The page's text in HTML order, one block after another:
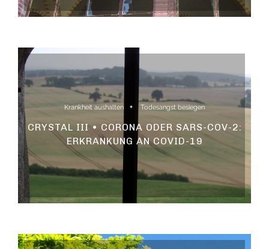
Krankheit aushalten Todesangst besiegen
CRYSTAL III • CORONA ODER SARS-COV-2:
ERKRANKUNG AN COVID-19